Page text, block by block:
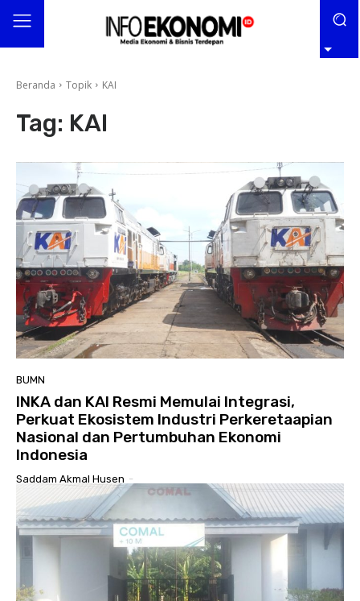
Beranda Topik KAI
Tag: KAI
BUMN
INKA dan KAI Resmi Memulai Integrasi,
Perkuat Ekosistem Industri Perkeretaapian
Nasional dan Pertumbuhan Ekonomi
Indonesia
Saddam Akmal Husen -